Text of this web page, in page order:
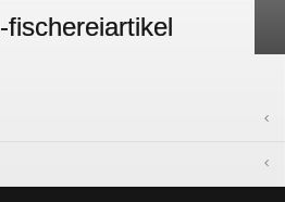
-fischereiartikel